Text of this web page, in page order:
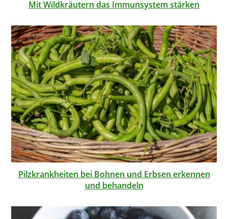
Mit Wildkräutern das Immunsystem stärken
Pilzkrankheiten bei Bohnen und Erbsen erkennen
und behandeln